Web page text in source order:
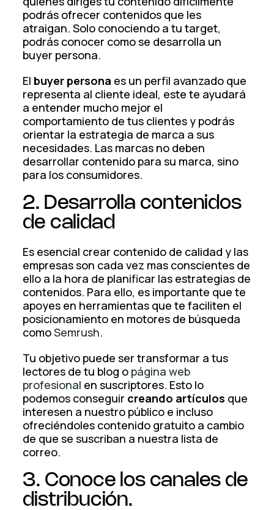
podrás ofrecer contenidos que les
atraigan. Solo conociendo a tu target,
podrás conocer como se desarrolla un
buyer persona.
El buyer persona es un perfil avanzado que
representa al cliente ideal, este te ayudará
a entender mucho mejor el
comportamiento de tus clientes y podrás
orientar la estrategia de marca a sus
necesidades. Las marcas no deben
desarrollar contenido para su marca, sino
para los consumidores.
2. Desarrolla contenidos
de calidad
Es esencial crear contenido de calidad y las
empresas son cada vez mas conscientes de
ello a la hora de planificar las estrategias de
contenidos. Para ello, es importante que te
apoyes en herramientas que te faciliten el
posicionamiento en motores de búsqueda
comoSemrush.
Tu objetivo puede ser transformar a tus
lectores de tu blog o página web
profesional en suscriptores. Esto lo
podemos conseguir creando artículos que
interesen a nuestro público e incluso
ofreciéndoles contenido gratuito a cambio
de que se suscriban a nuestra lista de
correo.
3. Conoce los canales de
distribución.